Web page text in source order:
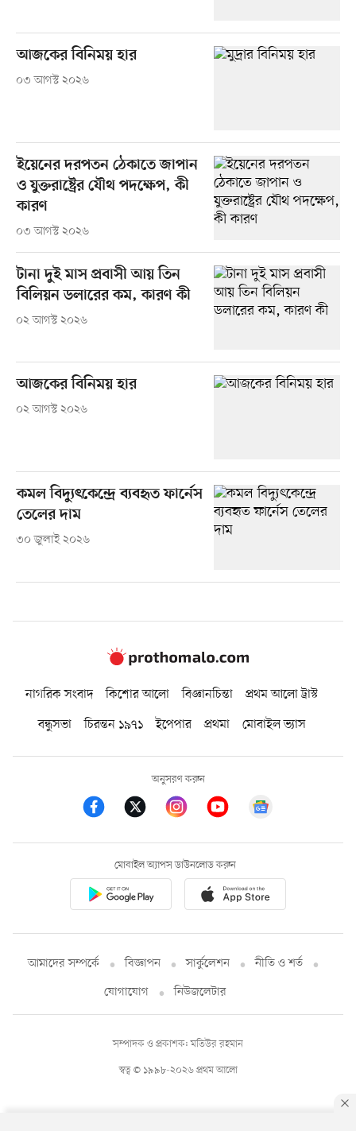
আজকের বিনিময় হার
০৩ আগস্ট ২০২৬
ইয়েনের দরপতন ঠেকাতে জাপান
ও যুক্তরাষ্ট্রের যৌথ পদক্ষেপ, কী
কারণ
০৩ আগস্ট ২০২৬
টানা দুই মাস প্রবাসী আয় তিন
বিলিয়ন ডলারের কম, কারণ কী
০২ আগস্ট ২০২৬
আজকের বিনিময় হার
০২ আগস্ট ২০২৬
কমল বিদ্যুৎকেন্দ্রে ব্যবহৃত ফার্নেস
তেলের দাম
৩০ জুলাই ২০২৬
নাগরিক সংবাদ কিশোর আলো বিজ্ঞানচিন্তা
প্রথম আলো ট্রাস্ট
বন্ধুসভা
চিরন্তন ১৯৭১ ইপেপার প্রথমা মোবাইল ভ্যাস
অনুসরণ করুন
মোবাইল অ্যাপস ডাউনলোড করুন
আমাদের সম্পর্কে বিজ্ঞাপন সার্কুলেশন
নীতি ও শর্ত
যোগাযোগ
নিউজলেটার
স্বত্ব © ১৯৯৮-২০২৬ প্রথম আলো
সম্পাদক ও প্রকাশক: মতিউর রহমান